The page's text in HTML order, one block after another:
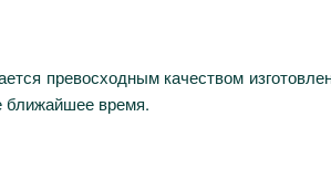
превосходным качеством
ближайшее время.